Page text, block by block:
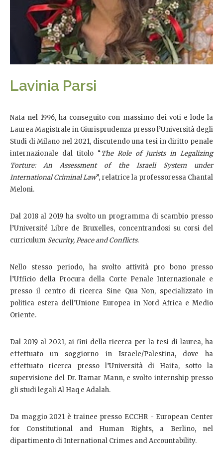
Lavinia Parsi
Nata nel 1996, ha conseguito con massimo dei voti e lode la
Laurea Magistrale in Giurisprudenza presso l’Università degli
Studi di Milano nel 2021, discutendo una tesi in diritto penale
internazionale dal titolo “The Role of Jurists in Legalizing
Torture: An Assessment of the Israeli System under
International Criminal Law”, relatrice la professoressa Chantal
Meloni.
Dal 2018 al 2019 ha svolto un programma di scambio presso
l’Université Libre de Bruxelles, concentrandosi su corsi del
curriculum Security, Peace and Conflicts.
Nello stesso periodo, ha svolto attività pro bono presso
l’Ufficio della Procura della Corte Penale Internazionale e
presso il centro di ricerca Sine Qua Non, specializzato in
politica estera dell’Unione Europea in Nord Africa e Medio
Oriente.
Dal 2019 al 2021, ai fini della ricerca per la tesi di laurea, ha
effettuato un soggiorno in Israele/Palestina, dove ha
effettuato ricerca presso l’Università di Haifa, sotto la
supervisione del Dr. Itamar Mann, e svolto internship presso
gli studi legali Al Haq e Adalah.
Da maggio 2021 è trainee presso ECCHR - European Center
for Constitutional and Human Rights, a Berlino, nel
dipartimento di International Crimes and Accountability.